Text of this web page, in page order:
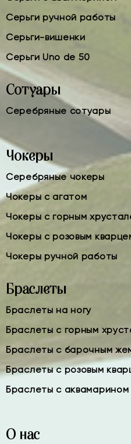
Серьги ручной работы
Серьги-вишенки
Серьги Uno de 50
Сотуары
Серебряные сотуары
Чокеры
Серебряные чокеры
Чокеры с агатом
Чокеры с горным
Чокеры с розовым
Чокеры ручной работы
Браслеты
Браслеты на ногу
Браслеты с горным
Браслеты с барочным
Браслеты с розовым
Браслеты с аквамарином
О нас